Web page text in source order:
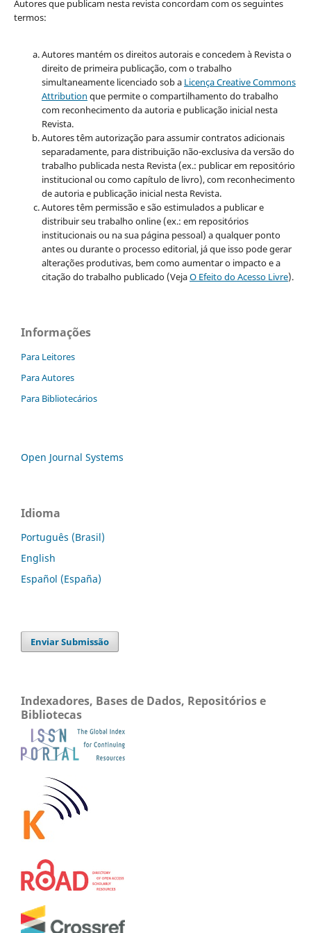
Autores que publicam nesta revista concordam com os seguintes
termos:
Autores mantém os direitos autorais e concedem à Revista o
direito de primeira publicação, com o trabalho
simultaneamente licenciado sob a Licença Creative Commons
Attribution que permite o compartilhamento do trabalho
com reconhecimento da autoria e publicação inicial nesta
Revista.
Autores têm autorização para assumir contratos adicionais
separadamente, para distribuição não-exclusiva da versão do
trabalho publicada nesta Revista (ex.: publicar em repositório
institucional ou como capítulo de livro), com reconhecimento
de autoria e publicação inicial nesta Revista.
Autores têm permissão e são estimulados a publicar e
distribuir seu trabalho online (ex.: em repositórios
institucionais ou na sua página pessoal) a qualquer ponto
antes ou durante o processo editorial, já que isso pode gerar
alterações produtivas, bem como aumentar o impacto e a
citação do trabalho publicado (VejaO Efeito do Acesso Livre).
Informações
Para Leitores
Para Autores
Para Bibliotecários
Open Journal Systems
Idioma
Português (Brasil)
English
Español (España)
Enviar Submissão
Indexadores, Bases de Dados, Repositórios e
Bibliotecas